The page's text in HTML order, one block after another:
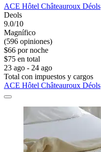
ACE Hôtel Châteauroux Déols
Deols
9.0/10
Magnífico
(596 opiniones)
$66 por noche
$75 en total
23 ago - 24 ago
Total con impuestos y cargos
ACE Hôtel Châteauroux Déols